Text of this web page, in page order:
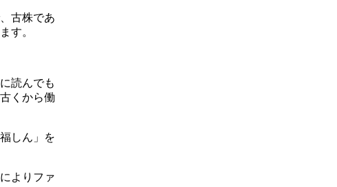
古株であ
す。
読んでも
くから働
しん」を
よりファ